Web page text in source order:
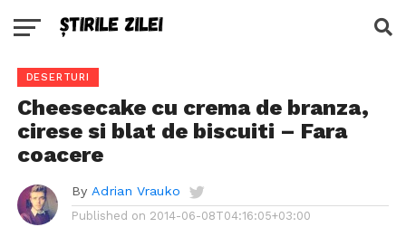
DESERTURI
Cheesecake cu crema de branza,
cirese si blat de biscuiti – Fara
coacere
By Adrian Vrauko
Published on 2014-06-08T04:16:05+03:00